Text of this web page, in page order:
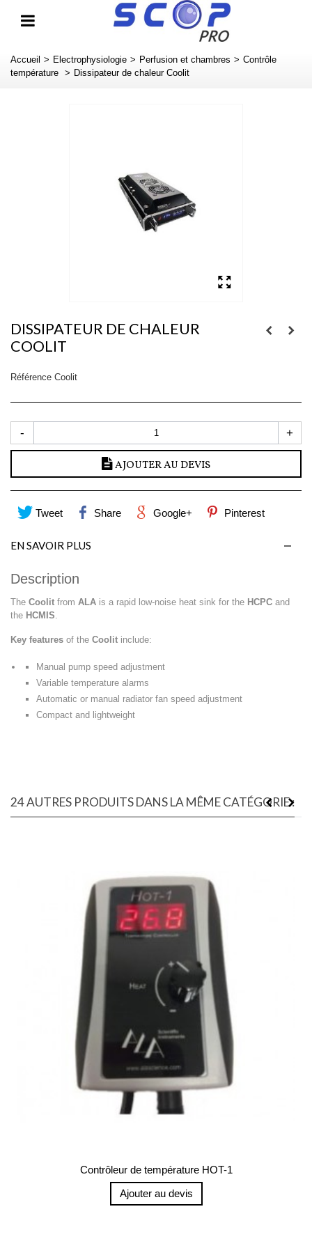
Accueil > Electrophysiologie > Perfusion et chambres > Contrôle
température > Dissipateur de chaleur Coolit
DISSIPATEUR DE CHALEUR
COOLIT
Référence Coolit
- +
AJOUTER AU DEVIS
Tweet Share Google+ Pinterest
EN SAVOIR PLUS
Description
The Coolit from ALA is a rapid low-noise heat sink for the HCPC and
the HCMIS
Key features of the Coolit include:
Manual pump speed adjustment
Variable temperature alarms
Automatic or manual radiator fan speed adjustment
Compact and lightweight
24 AUTRES PRODUITS DANS LA MÊME CATÉGORIE :
Contrôleur de température HOT-1
Ajouter au devis